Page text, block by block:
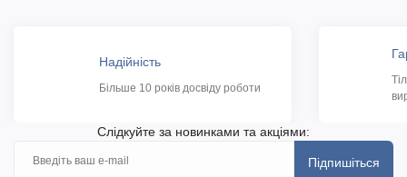
Надійність
Більше 10 років досвіду роботи
Слідкуйте за новинками та акціями:
Підпишіться